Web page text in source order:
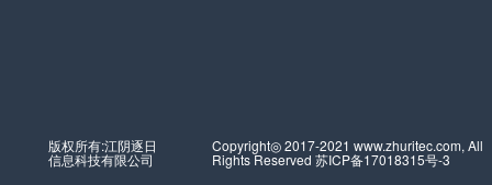
版权所有:江阴逐日
信息科技有限公司
Copyright◎ 2017-2021 www.zhuritec.com, All
Rights Reserved苏ICP备17018315号-3